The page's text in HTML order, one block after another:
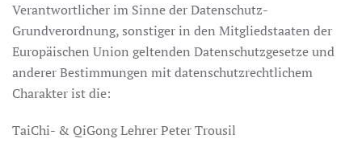
Verantwortlicher im Sinne der Datenschutz-
Grundverordnung, sonstiger in den Mitgliedstaaten der
Europäischen Union geltenden Datenschutzgesetze und
anderer Bestimmungen mit datenschutzrechtlichem
Charakter ist die:
TaiChi- & QiGong Lehrer Peter Trousil